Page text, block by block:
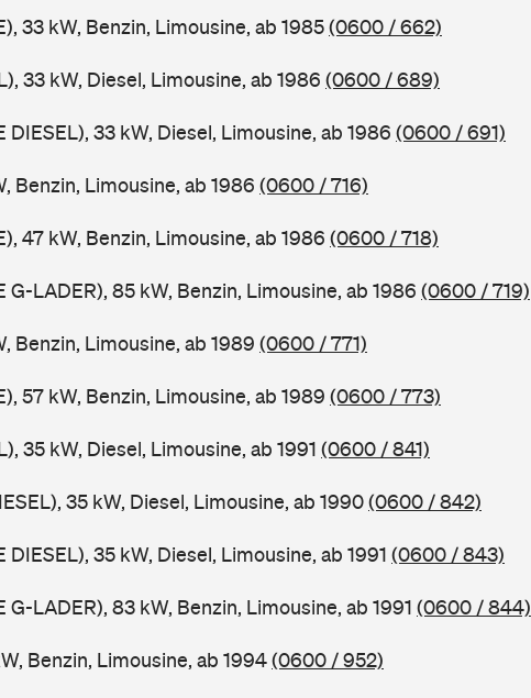
33 kW, Benzin, Limousine, ab 1985(0600 / 662)
33 kW, Diesel, Limousine, ab 1986 (0600 / 689)
DIESEL), 33 kW, Diesel, Limousine, ab 1986 (0600 / 691)
Benzin, Limousine, ab 1986 (0600 / 716)
47 kW, Benzin, Limousine, ab 1986 (0600 / 718)
G-LADER), 85 kW, Benzin, Limousine, ab 1986 (0600 / 719)
Benzin, Limousine, ab 1989 (0600 / 771)
57 kW, Benzin, Limousine, ab 1989 (0600 / 773)
35 kW, Diesel, Limousine, ab 1991 (0600 / 841)
35 kW, Diesel, Limousine, ab 1990(0600 / 842)
DIESEL), 35 kW, Diesel, Limousine, ab 1991 (0600 / 843)
G-LADER), 83 kW, Benzin, Limousine, ab 1991 (0600 / 844)
Benzin, Limousine, ab 1994(0600 / 952)